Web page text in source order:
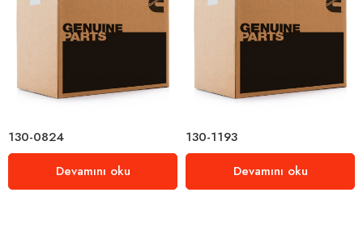
130-0824
Devamını oku
130-1193
Devamını oku